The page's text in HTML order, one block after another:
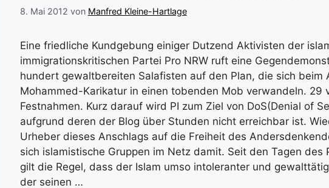
8. Mai 2012 von Manfred Kleine-Hartlage
Eine friedliche Kundgebung einiger Dutzend Aktivisten der
immigrationskritischen Partei Pro NRW ruft eine
hundert gewaltbereiten Salafisten auf den Plan, die sich beim
Mohammed-Karikatur in einen tobenden Mob verwandeln. 29
Festnahmen. Kurz darauf wird PI zum Ziel von DoS(Denial of
aufgrund deren der Blog über Stunden nicht erreichbar ist.
Urheber dieses Anschlags auf die Freiheit des
sich islamistische Gruppen im Netz damit. Seit den Tagen des
gilt die Regel, dass der Islam umso intoleranter und
der seinen …